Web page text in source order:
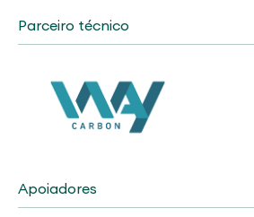
Parceiro técnico
Apoiadores